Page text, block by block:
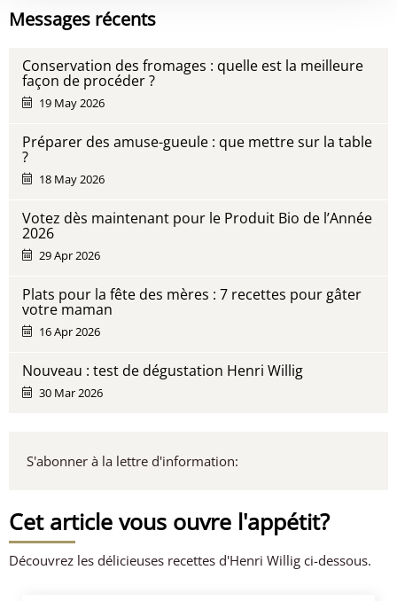
Messages récents
Conservation des fromages : quelle est la meilleure
façon de procéder ?
19 May 2026
Préparer des amuse-gueule : que mettre sur la table
?
18 May 2026
Votez dès maintenant pour le Produit Bio de l’Année
2026
29 Apr 2026
Plats pour la fête des mères : 7 recettes pour gâter
votre maman
16 Apr 2026
Nouveau : test de dégustation Henri Willig
30 Mar 2026
S'abonner à la lettre d'information:
Cet article vous ouvre l'appétit?
Découvrez les délicieuses recettes d'Henri Willig ci-dessous.